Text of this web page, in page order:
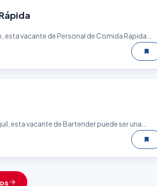
esta vacante de Personal de Comida Rápida
El sector gastronómico es uno de los…
esta vacante de Bartender puede ser una
gastronómico es uno de los que más